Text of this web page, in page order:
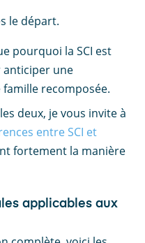
le départ.
pourquoi la SCI est
une
recomposée.
deux, je vous invite à
entre SCI et
fortement la manière
applicables aux